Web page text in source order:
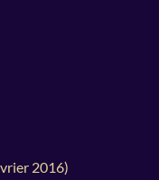
2016)